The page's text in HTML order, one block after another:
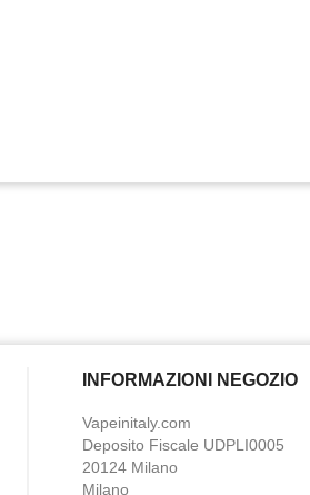
INFORMAZIONI NEGOZIO
Vapeinitaly.com
Deposito Fiscale UDPLI0005
20124 Milano
Milano